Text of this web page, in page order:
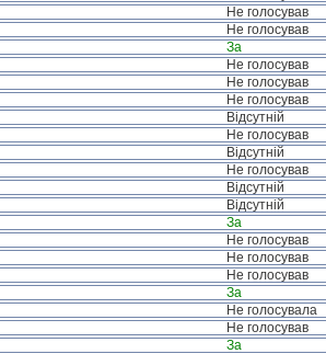
Не голосував
Не голосував
За
Не голосував
Не голосував
Не голосував
Відсутній
Не голосував
Відсутній
Не голосував
Відсутній
Відсутній
За
Не голосував
Не голосував
Не голосував
За
Не голосувала
Не голосував
За